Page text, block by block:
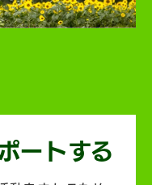
ートする